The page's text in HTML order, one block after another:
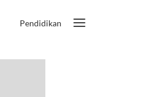
Pendidikan